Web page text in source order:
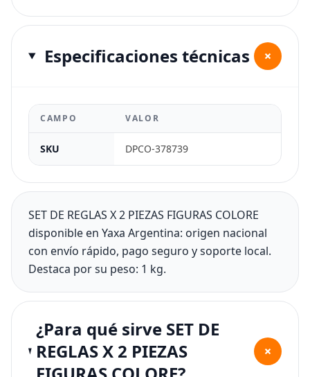
Especificaciones técnicas +
CAMPO VALOR
SKU DPCO-378739
SET DE REGLAS X 2 PIEZAS FIGURAS COLORE
disponible en Yaxa Argentina: origen nacional
con envío rápido, pago seguro y soporte local.
Destaca por su peso: 1 kg.
¿Para qué sirve SET DE
REGLAS X 2 PIEZAS
+